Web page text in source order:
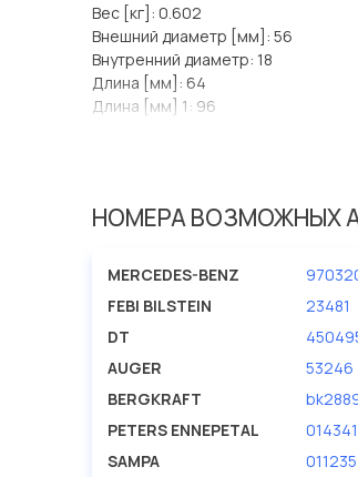
Вес [кг]: 0.602
Внешний диаметр [мм]: 56
Внутренний диаметр: 18
Длина [мм]: 64
Длина [мм] 1: 96
НОМЕРА ВОЗМОЖНЫХ
MERCEDES-BENZ
FEBI BILSTEIN
23481
DT
AUGER
53246
BERGKRAFT
PETERS ENNEPETAL
SAMPA
011235